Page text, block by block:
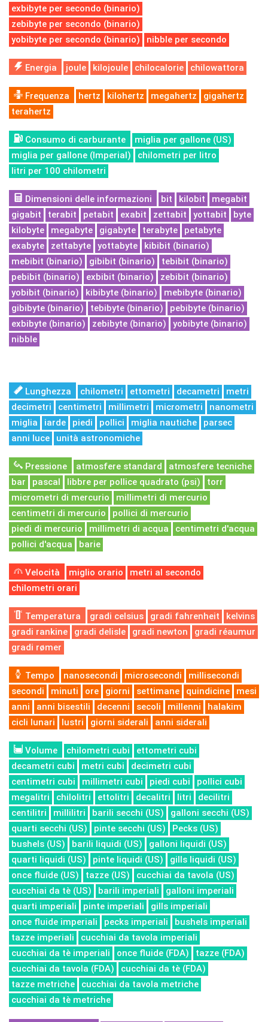
exbibyte per secondo (binario)
zebibyte per secondo (binario)
yobibyte per secondo (binario)
nibble per secondo
Energia joule kilojoule chilocalorie chilowattora
Frequenza hertz kilohertz megahertz
gigahertz
terahertz
Consumo di carburante
miglia per gallone (US)
miglia per gallone (Imperial)
chilometri per litro
litri per 100 chilometri
Dimensioni delle informazioni bit kilobit
megabit
gigabit
terabit petabit exabit zettabit yottabit
byte
kilobyte
megabyte gigabyte terabyte
petabyte
exabyte
zettabyte yottabyte
kibibit (binario)
mebibit (binario)
gibibit (binario)
tebibit (binario)
pebibit (binario)
exbibit (binario)
zebibit (binario)
yobibit (binario)
kibibyte (binario)
mebibyte (binario)
gibibyte (binario)
tebibyte (binario)
pebibyte (binario)
exbibyte (binario)
zebibyte (binario)
yobibyte (binario)
nibble
Lunghezza chilometri ettometri decametri
metri
decimetri
centimetri millimetri micrometri
nanometri
miglia
iarde piedi pollici miglia nautiche
parsec
anni luce
unità astronomiche
Pressione atmosfere standard
atmosfere tecniche
bar
pascal libbre per pollice quadrato (psi)
torr
micrometri di mercurio
millimetri di mercurio
centimetri di mercurio
pollici di mercurio
piedi di mercurio
millimetri di acqua
centimetri d'acqua
pollici d'acqua
barie
Velocità miglio orario
metri al secondo
chilometri orari
Temperatura gradi celsius gradi fahrenheit
kelvins
gradi rankine
gradi delisle gradi newton
gradi réaumur
gradi rømer
Tempo nanosecondi microsecondi
millisecondi
secondi
minuti ore giorni settimane quindicine
mesi
anni
anni bisestili decenni secoli millenni
halakim
cicli lunari
lustri giorni siderali anni siderali
Volume chilometri cubi
ettometri cubi
decametri cubi
metri cubi
decimetri cubi
centimetri cubi
millimetri cubi piedi cubi
pollici cubi
megalitri
chilolitri ettolitri decalitri litri
decilitri
centilitri
millilitri barili secchi (US)
galloni secchi (US)
quarti secchi (US)
pinte secchi (US)
Pecks (US)
bushels (US)
barili liquidi (US)
galloni liquidi (US)
quarti liquidi (US)
pinte liquidi (US)
gills liquidi (US)
once fluide (US)
tazze (US)
cucchiai da tavola (US)
cucchiai da tè (US)
barili imperiali
galloni imperiali
quarti imperiali
pinte imperiali
gills imperiali
once fluide imperiali
pecks imperiali
bushels imperiali
tazze imperiali
cucchiai da tavola imperiali
cucchiai da tè imperiali
once fluide (FDA)
tazze (FDA)
cucchiai da tavola (FDA)
cucchiai da tè (FDA)
tazze metriche
cucchiai da tavola metriche
cucchiai da tè metriche